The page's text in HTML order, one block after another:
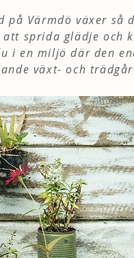
på Värmdö växer
att sprida glädje och
i en miljö där den
växt- och